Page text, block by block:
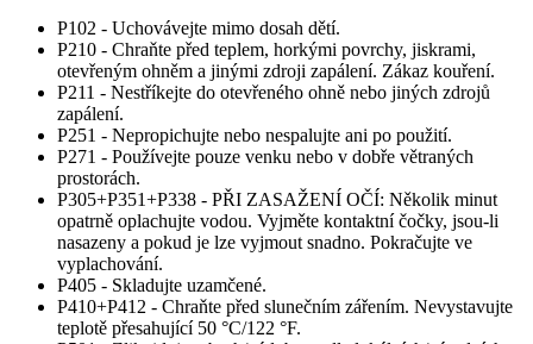
P102 - Uchovávejte mimo dosah dětí.
P210 - Chraňte před teplem, horkými povrchy, jiskrami,
otevřeným ohněm a jinými zdroji zapálení. Zákaz kouření.
P211 - Nestříkejte do otevřeného ohně nebo jiných zdrojů
zapálení.
P251 - Nepropichujte nebo nespalujte ani po použití.
P271 - Používejte pouze venku nebo v dobře větraných
prostorách.
P305+P351+P338 - PŘI ZASAŽENÍ OČÍ: Několik minut
opatrně oplachujte vodou. Vyjměte kontaktní čočky, jsou-li
nasazeny a pokud je lze vyjmout snadno. Pokračujte ve
vyplachování.
P405 - Skladujte uzamčené.
P410+P412 - Chraňte před slunečním zářením. Nevystavujte
teplotě přesahující 50 °C/122 °F.